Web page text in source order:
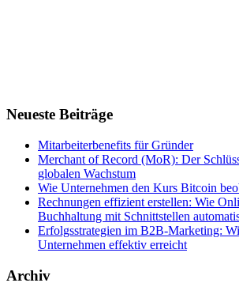
Neueste Beiträge
Mitarbeiterbenefits für Gründer
Merchant of Record (MoR): Der
globalen Wachstum
Wie Unternehmen den Kurs Bitcoin
Rechnungen effizient erstellen: Wie
Buchhaltung mit Schnittstellen
Erfolgsstrategien im B2B-Marketing:
Unternehmen effektiv erreicht
Archiv